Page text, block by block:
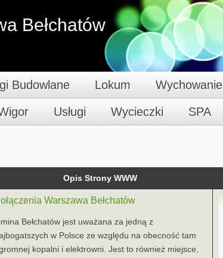
Bełchatów
Budowlane Lokum Wychowanie
Usługi Wycieczki SPA
Opis Strony WWW
Warszawa Bełchatów
Bełchatów jest uważana za jedną z
w Polsce ze względu na obecność tam
kopalni i elektrowni. Jest to również miejsce,